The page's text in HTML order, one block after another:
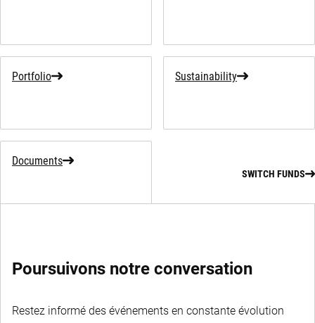
Portfolio Sustainability
Documents
SWITCH FUNDS
Poursuivons notre conversation
Restez informé des événements en constante évolution